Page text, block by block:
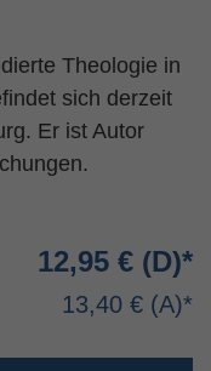
Theologie in
sich derzeit
Er ist Autor
12,95 €
13,40 €